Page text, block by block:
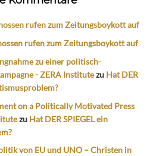
rufen zum Zeitungsboykott auf
rufen zum Zeitungsboykott auf
zu einer politisch-
- ZERA Institutezu Hat DER
on a Politically Motivated Press
zu Hat DER SPIEGEL ein
von EU und UNO – Christen in